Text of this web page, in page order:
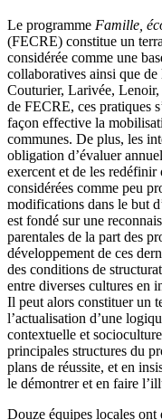
Le programme Famille,
(FECRE) constitue un
considérée comme une
collaboratives ainsi que de
Couturier, Larivée,
de FECRE, ces pratiques
façon effective la
communes. De plus, les
obligation d’évaluer
exercent et de les redéfinir
considérées comme peu
modifications dans le but
est fondé sur une
parentales de la part des
développement de ces
des conditions de
entre diverses cultures en
Il peut alors constituer un
l’actualisation d’une
contextuelle et
principales structures du
plans de réussite, et en
le démontrer et en faire
Douze équipes locales ont